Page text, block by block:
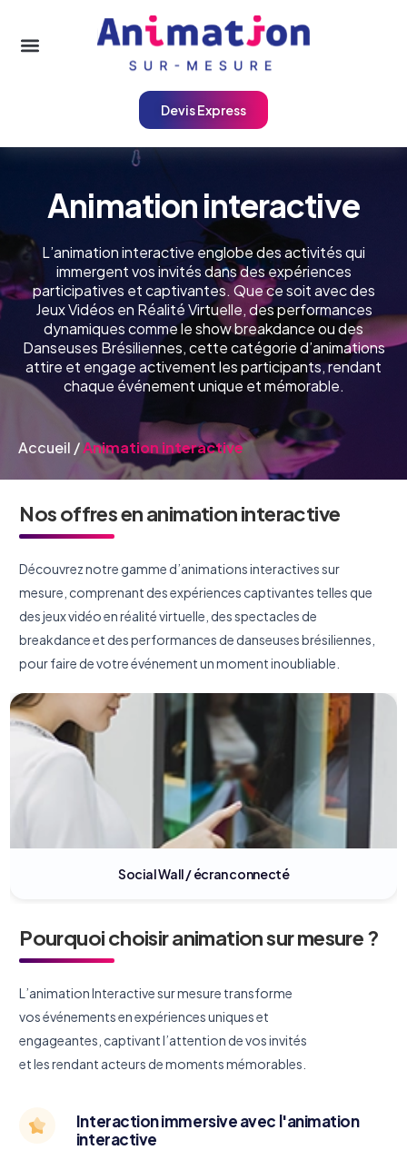
Devis Express
Animationinteractive
L’animation interactive englobe des activités qui
immergent vos invités dans des expériences
participatives et captivantes. Que ce soit avec des
Jeux Vidéos en Réalité Virtuelle, des performances
dynamiques comme le show breakdance ou des
Danseuses Brésiliennes, cette catégorie d’animations
attire et engage activement les participants, rendant
chaque événement unique et mémorable.
Accueil /Animation interactive
Nos offres en animation interactive
Découvrez notre gamme d’animations interactives sur
mesure, comprenant des expériences captivantes telles que
des jeux vidéo en réalité virtuelle, des spectacles de
breakdance et des performances de danseuses brésiliennes,
pour faire de votre événement un moment inoubliable.
Social Wall / écran connecté
Pourquoi choisir animation sur mesure ?
L’animation Interactive sur mesure transforme
vos événements en expériences uniques et
engageantes, captivant l’attention de vos invités
et les rendant acteurs de moments mémorables.
Interaction immersive avec l'animation
interactive